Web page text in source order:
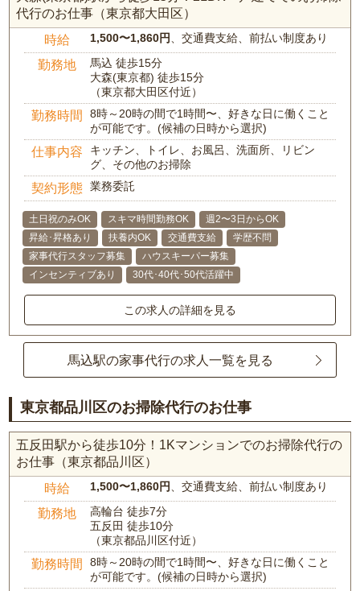
代行のお仕事（東京都大田区）
時給 1,500〜1,860円、交通費支給、前払い制度あり
勤務地
馬込 徒歩15分
大森(東京都) 徒歩15分
（東京都大田区付近）
勤務時間
8時～20時の間で1時間〜、好きな日に働くこと
が可能です。(候補の日時から選択)
仕事内容
キッチン、トイレ、お風呂、洗面所、リビン
グ、その他のお掃除
契約形態 業務委託
土日祝のみOK スキマ時間勤務OK
週2〜3日からOK
昇給･昇格あり
扶養内OK 交通費支給
学歴不問
家事代行スタッフ募集
ハウスキーパー募集
インセンティブあり
30代･40代･50代活躍中
この求人の詳細を見る
馬込駅の家事代行の求人一覧を見る
東京都品川区のお掃除代行のお仕事
五反田駅から徒歩10分！1Kマンションでのお掃除代行の
お仕事（東京都品川区）
時給 1,500〜1,860円 、交通費支給、前払い制度あり
勤務地
高輪台 徒歩7分
五反田 徒歩10分
（東京都品川区付近）
勤務時間
8時～20時の間で1時間〜、好きな日に働くこと
が可能です。(候補の日時から選択)